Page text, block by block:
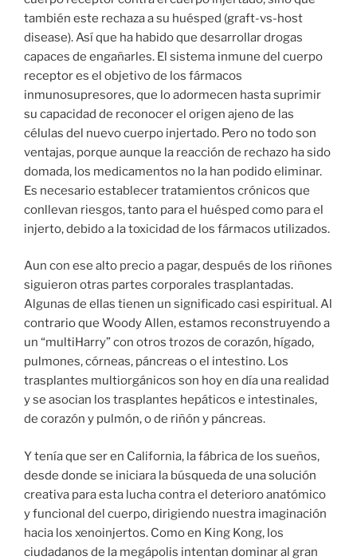
también este rechaza a su huésped (graft-vs-host
disease). Así que ha habido que desarrollar drogas
capaces de engañarles. El sistema inmune del cuerpo
receptor es el objetivo de los fármacos
inmunosupresores, que lo adormecen hasta suprimir
su capacidad de reconocer el origen ajeno de las
células del nuevo cuerpo injertado. Pero no todo son
ventajas, porque aunque la reacción de rechazo ha sido
domada, los medicamentos no la han podido eliminar.
Es necesario establecer tratamientos crónicos que
conllevan riesgos, tanto para el huésped como para el
injerto, debido a la toxicidad de los fármacos utilizados.
Aun con ese alto precio a pagar, después de los riñones
siguieron otras partes corporales trasplantadas.
Algunas de ellas tienen un significado casi espiritual. Al
contrario que Woody Allen, estamos reconstruyendo a
un “multiHarry” con otros trozos de corazón, hígado,
pulmones, córneas, páncreas o el intestino. Los
trasplantes multiorgánicos son hoy en día una realidad
y se asocian los trasplantes hepáticos e intestinales,
de corazón y pulmón, o de riñón y páncreas.
Y tenía que ser en California, la fábrica de los sueños,
desde donde se iniciara la búsqueda de una solución
creativa para esta lucha contra el deterioro anatómico
y funcional del cuerpo, dirigiendo nuestra imaginación
hacia los xenoinjertos. Como en King Kong, los
ciudadanos de la megápolis intentan dominar al gran